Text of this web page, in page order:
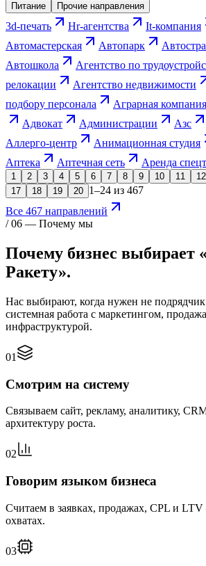
Питание
Прочие направления
3d-печать Hr-агентства It-компания
Автомастерская
Автопарк
Автошкола
Агентство по
релокации
Агентство недвижимости
подбору персонала
Аграрная компания
Адвокат
Администрации Азс
Аллерго-центр
Анимационная студия
Аптека
Аптечная сеть Аренда
1 2 3 4 5 6 7 8 9 10 11 12
17
18 19 20 1–24 из 467
Все 467 направлений
/ 06 — Почему мы
Почему бизнес выбирает
Ракету».
Нас выбирают, когда нужен не
системная работа с маркетингом,
инфраструктурой.
01
Смотрим на систему
Связываем сайт, рекламу, аналитику,
архитектуру роста.
02
Говорим языком бизнеса
Считаем в заявках, продажах, CPL и
охватах.
03